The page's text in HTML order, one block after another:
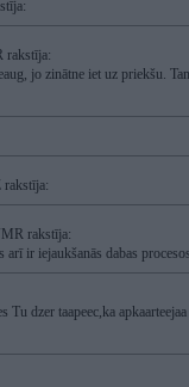
rakstīja:
jo zinātne iet uz priekšu.
rakstīja:
rakstīja:
arī ir iejaukšanās dabas
Tu dzer taapeec,ka